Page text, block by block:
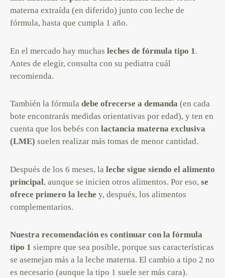
materna extraída (en diferido) junto con leche de
fórmula, hasta que cumpla 1 año.
En el mercado hay muchas leches de fórmula tipo 1 .
Antes de elegir, consulta con su pediatra cuál
recomienda.
También la fórmula debe ofrecerse a demanda (en cada
bote encontrarás medidas orientativas por edad), y ten en
cuenta que los bebés con lactancia materna exclusiva
(LME) suelen realizar más tomas de menor cantidad.
Después de los 6 meses, la leche sigue siendo el alimento
principal, aunque se inicien otros alimentos. Por eso, se
ofrece primero la leche y, después, los alimentos
complementarios.
Nuestra recomendación es continuar con la fórmula
tipo 1 siempre que sea posible, porque sus características
se asemejan más a la leche materna. El cambio a tipo 2 no
es necesario (aunque la tipo 1 suele ser más cara).